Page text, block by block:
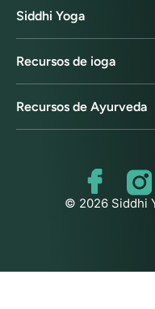
Siddhi Yoga
Recursos de ioga
Recursos de Ayurveda
© 2026 Siddhi